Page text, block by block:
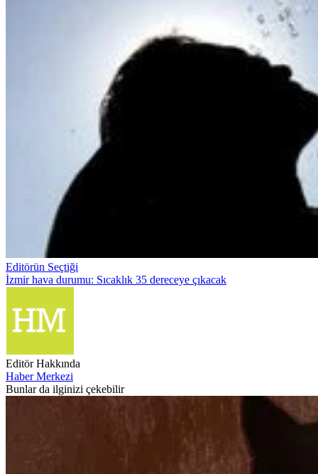
Editörün Seçtiği
İzmir hava durumu: Sıcaklık 35 dereceye çıkacak
Editör Hakkında
Haber Merkezi
Bunlar da ilginizi çekebilir